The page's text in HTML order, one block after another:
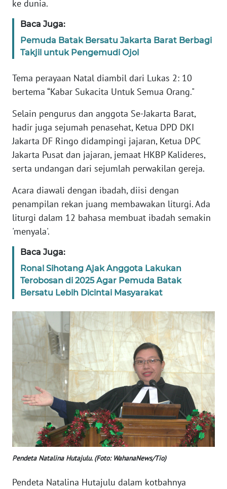
ke dunia.
Baca Juga:
Pemuda Batak Bersatu Jakarta Barat Berbagi
Takjil untuk Pengemudi Ojol
Tema perayaan Natal diambil dari Lukas 2: 10
bertema “Kabar Sukacita Untuk Semua Orang."
Selain pengurus dan anggota Se-Jakarta Barat,
hadir juga sejumah penasehat, Ketua DPD DKI
Jakarta DF Ringo didampingi jajaran, Ketua DPC
Jakarta Pusat dan jajaran, jemaat HKBP Kalideres,
serta undangan dari sejumlah perwakilan gereja.
Acara diawali dengan ibadah, diisi dengan
penampilan rekan juang membawakan liturgi. Ada
liturgi dalam 12 bahasa membuat ibadah semakin
'menyala'.
Baca Juga:
Ronal Sihotang Ajak Anggota Lakukan
Terobosan di 2025 Agar Pemuda Batak
Bersatu Lebih Dicintai Masyarakat
Pendeta Natalina Hutajulu. (Foto: WahanaNews/Tio)
Pendeta Natalina Hutajulu dalam kotbahnya
INFO
TENTANG
PEDOMAN
SIBER
REDAKSI
KARIR
Wahana
News
WN
SUMUT
JAKARTA
WN
WN
BANTEN
WN
WN